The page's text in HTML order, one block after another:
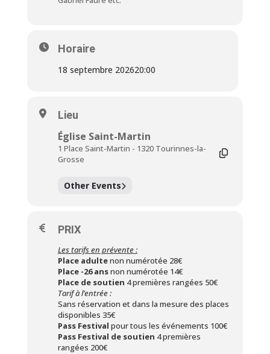
Horaire
18 septembre 202620:00
Lieu
Église Saint-Martin
1 Place Saint-Martin - 1320 Tourinnes-la-
Grosse
Other Events
PRIX
Les tarifs en prévente :
Place adultenon numérotée 28€
Place -26 ansnon numérotée 14€
Place de soutien 4 premières rangées 50€
Tarif à l’entrée :
Sans réservation et dans la mesure des places
disponibles 35€
Pass Festival pour tous les événements 100€
Pass Festival de soutien 4 premières
rangées 200€